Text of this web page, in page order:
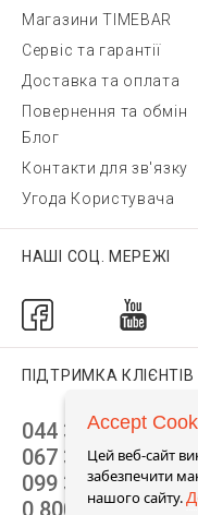
Магазини TIMEBAR
Сервіс та гарантії
Доставка та оплата
Повернення та обмін
Блог
Контакти для зв'язку
Угода Користувача
НАШІ СОЦ. МЕРЕЖІ
ПІДТРИМКА КЛІЄНТІВ
044 392 44 45
067 344 14 44
099 399 23 80
0 800 305 805
Accept
Цей веб-сайт
забезпечити
нашого сайту.